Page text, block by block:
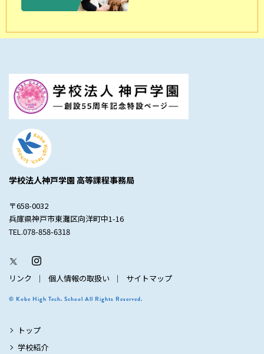
学校法人神戸学園 高等課程事務局
〒658-0032
兵庫県神戸市東灘区向洋町中1-16
TEL.078-858-6318
リンク 個人情報の取扱い サイトマップ
© Kobe High Tech. School All Rights Reserved.
トップ
学校紹介